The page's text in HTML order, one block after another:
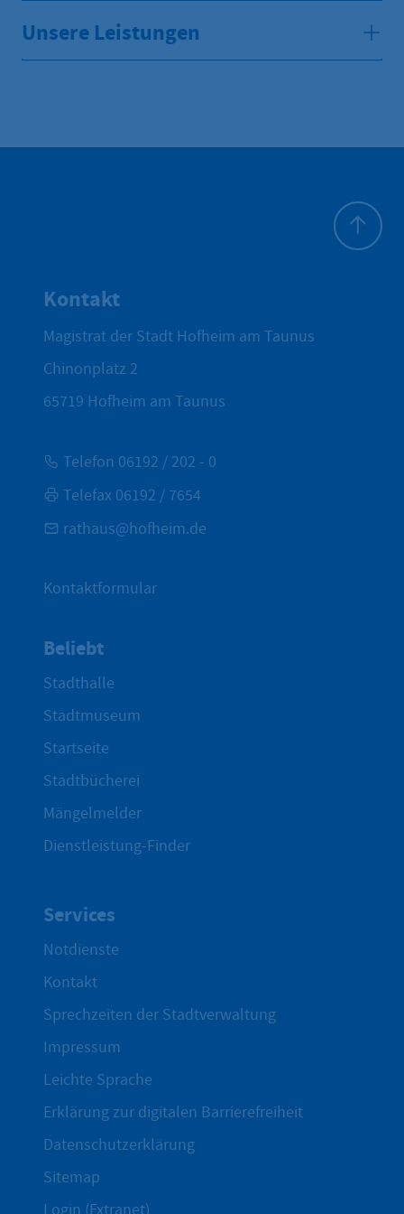
Unsere Leistungen
Kontakt
Magistrat der Stadt Hofheim am Taunus
Chinonplatz 2
65719 Hofheim am Taunus
Telefon 06192 / 202 - 0
Telefax 06192 / 7654
rathaus@hofheim.de
Kontaktformular
Beliebt
Stadthalle
Stadtmuseum
Startseite
Stadtbücherei
Mängelmelder
Dienstleistung-Finder
Services
Notdienste
Kontakt
Sprechzeiten der Stadtverwaltung
Impressum
Leichte Sprache
Erklärung zur digitalen Barrierefreiheit
Datenschutzerklärung
Sitemap